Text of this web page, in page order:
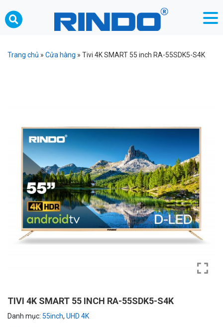
Trang chủ » Cửa hàng » Tivi 4K SMART 55 inch RA-55SDK5-S4K
TIVI 4K SMART 55 INCH RA-55SDK5-S4K
Danh mục: 55inch, UHD 4K